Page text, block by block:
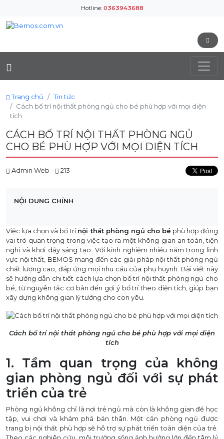
Hotline: 0363943688
Trang chủ
Tin tức
Cách bố trí nội thất phòng ngủ cho bé phù hợp với mọi diện
tích
CÁCH BỐ TRÍ NỘI THẤT PHÒNG NGỦ
CHO BÉ PHÙ HỢP VỚI MỌI DIỆN TÍCH
Admin Web - 213
NỘI DUNG CHÍNH
Việc lựa chọn và bố trínội thất phòng ngủ cho bé phù hợp đóng
vai trò quan trọng trong việc tạo ra một không gian an toàn, tiện
nghi và khơi dậy sáng tạo. Với kinh nghiệm nhiều năm trong lĩnh
vực nội thất, BEMOS mang đến các giải pháp nội thất phòng ngủ
chất lượng cao, đáp ứng mọi nhu cầu của phụ huynh. Bài viết này
sẽ hướng dẫn chi tiết cách lựa chọn bố trí nội thất phòng ngủ cho
bé, từ nguyên tắc cơ bản đến gợi ý bố trí theo diện tích, giúp bạn
xây dựng không gian lý tưởng cho con yêu.
Cách bố trí nội thất phòng ngủ cho bé phù hợp với mọi diện
tích
1. Tầm quan trọng của không
gian phòng ngủ đối với sự phát
triển của trẻ
Phòng ngủ không chỉ là nơi trẻ ngủ mà còn là không gian để học
tập, vui chơi và khám phá bản thân. Một căn phòng ngủ được
trang bị nội thất phù hợp sẽ hỗ trợ sự phát triển toàn diện của trẻ.